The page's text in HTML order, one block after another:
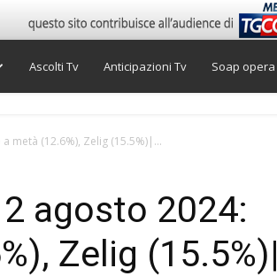
Ascolti Tv Anticipazioni Tv Soap opera
metà (12.6%), Zelig (15.5%)|...
agosto 2024:
Zelig (15.5%)|